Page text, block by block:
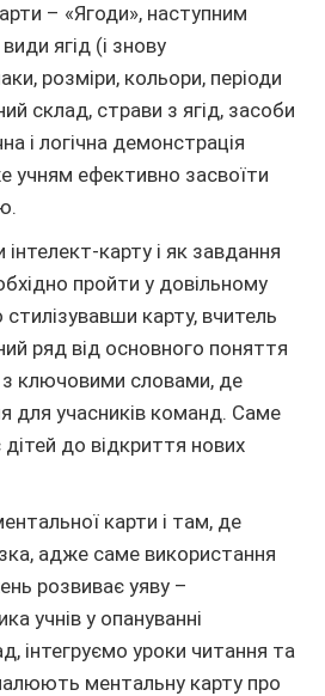
– «Ягоди», наступним
ягід (і знову
розміри, кольори, періоди
склад, страви з ягід, засоби
і логічна демонстрація
учням ефективно засвоїти
карту і як завдання
пройти у довільному
карту, вчитель
ряд від основного поняття
з ключовими словами, де
для учасників команд. Саме
до відкриття нових
карти і там, де
адже саме використання
розвиває уяву –
учнів у опануванні
інтегруємо уроки читання та
ментальну карту про